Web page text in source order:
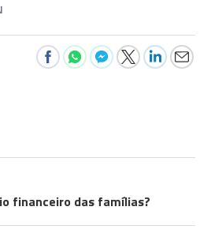
financeiro das famílias?